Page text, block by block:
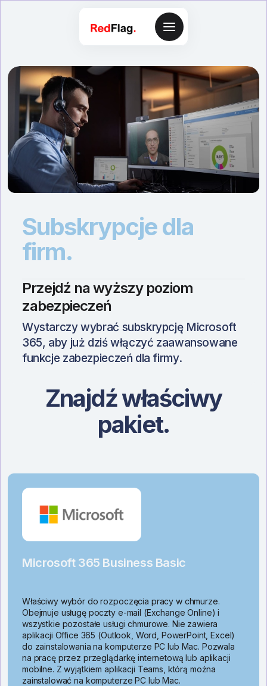
Subskrypcje dla
firm.
Przejdź na wyższy poziom
zabezpieczeń
Wystarczy wybrać subskrypcję Microsoft
365, aby już dziś włączyć zaawansowane
funkcje zabezpieczeń dla firmy.
Znajdź właściwy
pakiet.
Microsoft 365 Business Basic
Właściwy wybór do rozpoczęcia pracy w chmurze.
Obejmuje usługę poczty e-mail (Exchange Online) i
wszystkie pozostałe usługi chmurowe. Nie zawiera
aplikacji Office 365 (Outlook, Word, PowerPoint, Excel)
do zainstalowania na komputerze PC lub Mac. Pozwala
na pracę przez przeglądarkę internetową lub aplikacji
mobilne. Z wyjątkiem aplikacji Teams, którą można
zainstalować na komputerze PC lub Mac.